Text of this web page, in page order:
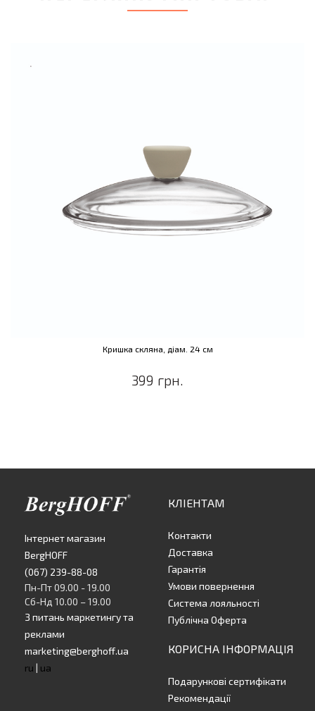
Кришка скляна, діам. 24 см
399 грн.
Інтернет магазин
BergHOFF
(067) 239-88-08
Пн-Пт 09.00 - 19.00
Сб-Нд 10.00 – 19.00
З питань маркетингу та
реклами
marketing@berghoff.ua
ru | ua
КЛІЕНТАМ
Контакти
Доставка
Гарантія
Умови повернення
Система лояльності
Публічна Оферта
КОРИСНА ІНФОРМАЦІЯ
Подарункові сертифікати
Рекомендації